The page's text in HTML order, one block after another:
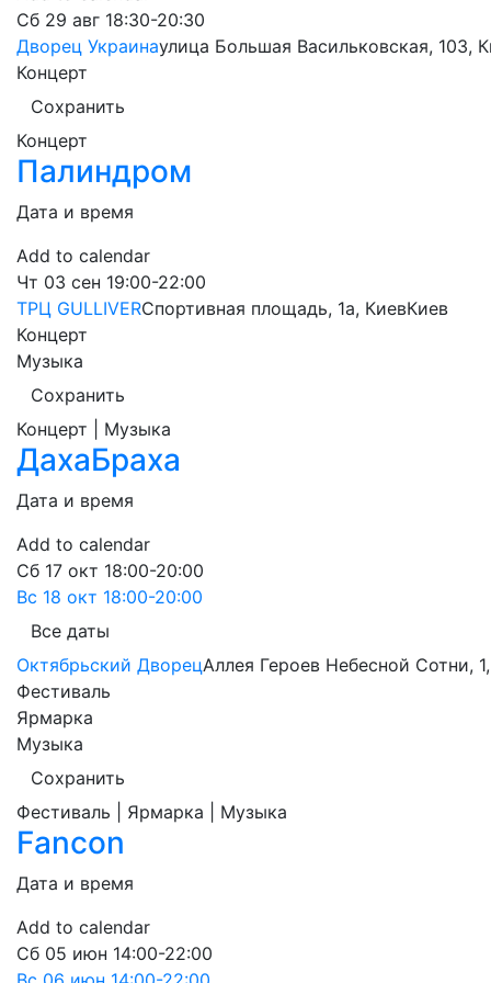
Сб 29 авг 18:30-20:30
Дворец Украинаулица Большая Васильковская, 103,
Концерт
Сохранить
Концерт
Палиндром
Дата и время
Add to calendar
Чт 03 сен 19:00-22:00
ТРЦ GULLIVERСпортивная площадь, 1a, КиевКиев
Концерт
Музыка
Сохранить
Концерт | Музыка
ДахаБраха
Дата и время
Add to calendar
Сб 17 окт 18:00-20:00
Вс 18 окт 18:00-20:00
Все даты
Октябрьский ДворецАллея Героев Небесной Сотни,
Фестиваль
Ярмарка
Музыка
Сохранить
Фестиваль | Ярмарка | Музыка
Fancon
Дата и время
Add to calendar
Сб 05 июн 14:00-22:00